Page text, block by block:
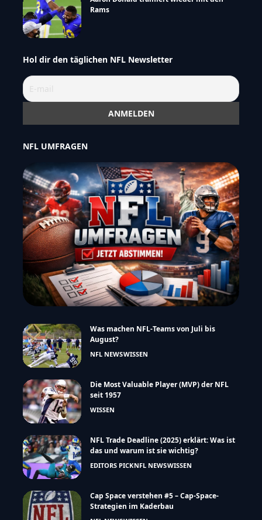
Rams
Hol dir den täglichen NFL Newsletter
NFL UMFRAGEN
Was machen NFL-Teams von Juli bis
August?
NFL NEWSWISSEN
Die Most Valuable Player (MVP) der NFL
seit 1957
WISSEN
NFL Trade Deadline (2025) erklärt: Was ist
das und warum ist sie wichtig?
EDITORS PICKNFL NEWSWISSEN
Cap Space verstehen #5 – Cap-Space-
Strategien im Kaderbau